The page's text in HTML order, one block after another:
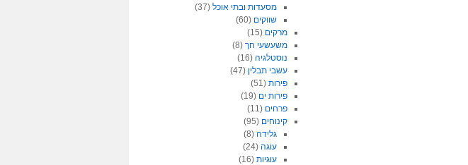
מסעדות ובתי אוכל (37)
שווקים (60)
מרקים (15)
משעשעי חך(8)
נוסטלגיה(16)
עשבי תבלין (47)
פירות(51)
פירות ים (19)
פרחים (11)
קינוחים (95)
גלידה (8)
עוגה (24)
עוגיות (16)